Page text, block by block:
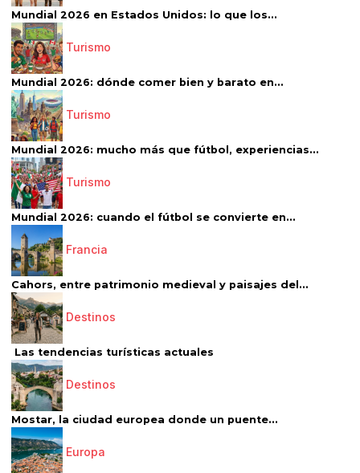
Mundial 2026 en Estados Unidos: lo que los...
Turismo
Mundial 2026: dónde comer bien y barato en...
Turismo
Mundial 2026: mucho más que fútbol, experiencias...
Turismo
Mundial 2026: cuando el fútbol se convierte en...
Francia
Cahors, entre patrimonio medieval y paisajes del...
Destinos
Las tendencias turísticas actuales
Destinos
Mostar, la ciudad europea donde un puente...
Europa